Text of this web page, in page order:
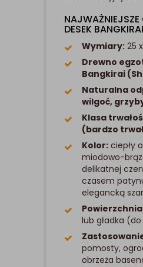
NAJWAŻNIEJSZE
DESEK
Wymiary: 25
Drewno
Bangkirai
Naturalna
wilgoć,
Klasa
(bardzo
Kolor: ciepły
miodowo-
delikatnej
czasem
elegancką
lub gładka
pomosty,
obrzeża